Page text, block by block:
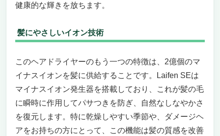
健康的な輝きを放ちます。
髪にやさしいイオン技術
このヘアドライヤーのもう一つの特徴は、2億個のマ
イナスイオンを髪に供給することです。Laifen SEは
マイナスイオン発生器を搭載しており、これが髪の毛
に瞬時に作用してパサつきを防ぎ、自然なしなやかさ
を復元します。特に乾燥しやすい季節や、ダメージヘ
アをお持ちの方にとって、この機能は髪の質感を改善